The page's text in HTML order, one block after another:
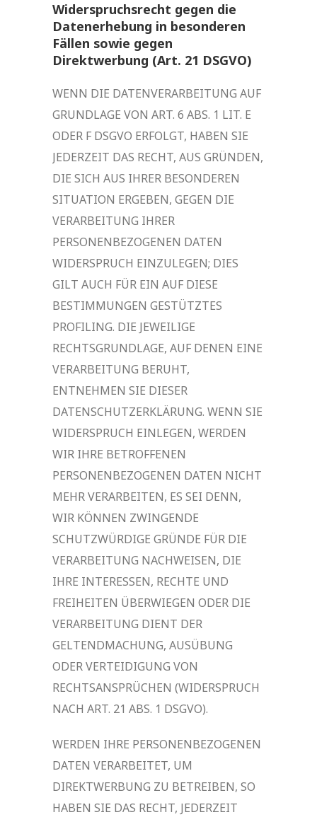
Widerspruchsrecht gegen die
Datenerhebung in besonderen
Fällen sowie gegen
Direktwerbung (Art. 21 DSGVO)
WENN DIE DATENVERARBEITUNG AUF
GRUNDLAGE VON ART. 6 ABS. 1 LIT. E
ODER F DSGVO ERFOLGT, HABEN SIE
JEDERZEIT DAS RECHT, AUS GRÜNDEN,
DIE SICH AUS IHRER BESONDEREN
SITUATION ERGEBEN, GEGEN DIE
VERARBEITUNG IHRER
PERSONENBEZOGENEN DATEN
WIDERSPRUCH EINZULEGEN; DIES
GILT AUCH FÜR EIN AUF DIESE
BESTIMMUNGEN GESTÜTZTES
PROFILING. DIE JEWEILIGE
RECHTSGRUNDLAGE, AUF DENEN EINE
VERARBEITUNG BERUHT,
ENTNEHMEN SIE DIESER
DATENSCHUTZERKLÄRUNG. WENN SIE
WIDERSPRUCH EINLEGEN, WERDEN
WIR IHRE BETROFFENEN
PERSONENBEZOGENEN DATEN NICHT
MEHR VERARBEITEN, ES SEI DENN,
WIR KÖNNEN ZWINGENDE
SCHUTZWÜRDIGE GRÜNDE FÜR DIE
VERARBEITUNG NACHWEISEN, DIE
IHRE INTERESSEN, RECHTE UND
FREIHEITEN ÜBERWIEGEN ODER DIE
VERARBEITUNG DIENT DER
GELTENDMACHUNG, AUSÜBUNG
ODER VERTEIDIGUNG VON
RECHTSANSPRÜCHEN (WIDERSPRUCH
NACH ART. 21 ABS. 1 DSGVO).
WERDEN IHRE PERSONENBEZOGENEN
DATEN VERARBEITET, UM
DIREKTWERBUNG ZU BETREIBEN, SO
HABEN SIE DAS RECHT, JEDERZEIT